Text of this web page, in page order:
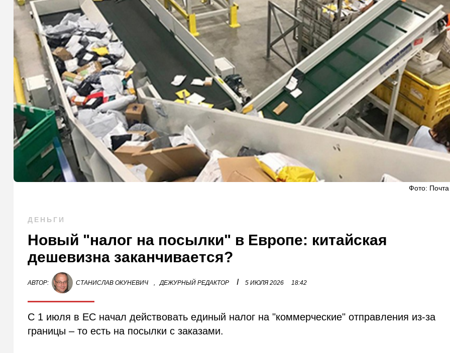
Фото:
ДЕНЬГИ
Новый "налог на посылки" в Европе: китайская
дешевизна заканчивается?
АВТОР: СТАНИСЛАВ ОКУНЕВИЧ , ДЕЖУРНЫЙ РЕДАКТОР I 5 ИЮЛЯ 2026 18:42
С 1 июля в ЕС начал действовать единый налог на "коммерческие" отправления из-за
границы – то есть на посылки с заказами.